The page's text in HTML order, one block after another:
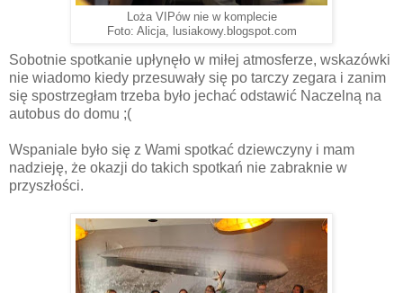
Loża VIPów nie w komplecie
Foto: Alicja, lusiakowy.blogspot.com
Sobotnie spotkanie upłynęło w miłej atmosferze, wskazówki
nie wiadomo kiedy przesuwały się po tarczy zegara i zanim
się spostrzegłam trzeba było jechać odstawić Naczelną na
autobus do domu ;(
Wspaniale było się z Wami spotkać dziewczyny i mam
nadzieję, że okazji do takich spotkań nie zabraknie w
przyszłości.